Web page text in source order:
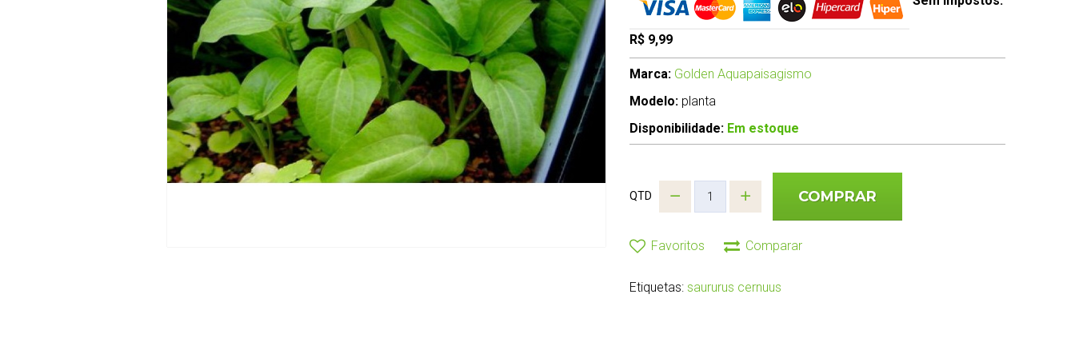
R$ 9,99
Marca: Golden Aquapaisagismo
Modelo: planta
Disponibilidade: Em estoque
QTD COMPRAR
Favoritos Comparar
Etiquetas: saururus cernuus